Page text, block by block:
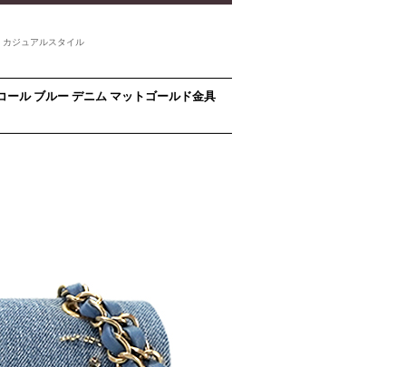
カジュアルスタイル
ール ブルー デニム マットゴールド金具